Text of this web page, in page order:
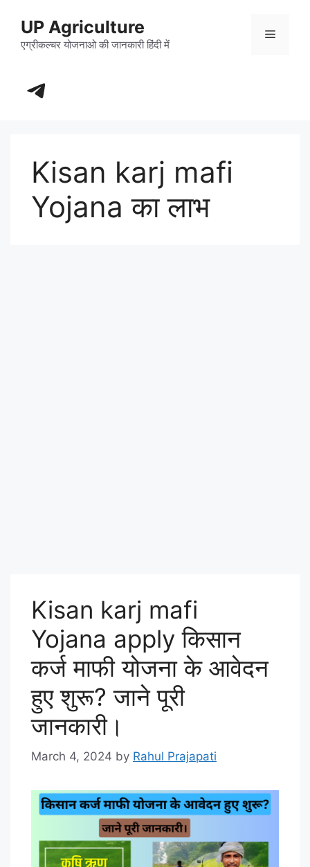
content
UP Agriculture
एग्रीकल्चर योजनाओ की जानकारी हिंदी में
Menu
https://t.me/+_dXT-DwpRj03ZDhl
Kisan karj mafi
Yojana का लाभ
Kisan karj mafi
Yojana apply किसान
कर्ज माफी योजना के आवेदन
हुए शुरू? जाने पूरी
जानकारी।
March 4, 2024 by Rahul Prajapati